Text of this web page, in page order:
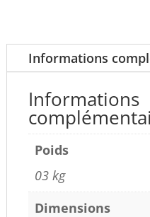
Informations
Informations
Poids
03 kg
Dimensions